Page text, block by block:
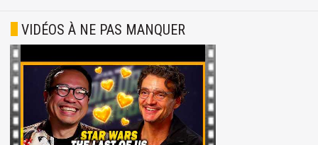
VIDÉOS À NE PAS MANQUER